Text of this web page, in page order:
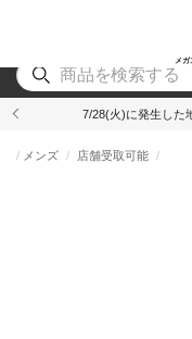
メ
アウ
7/28(火)に発生した
メンズ 店舗受取可能